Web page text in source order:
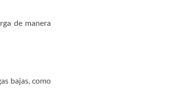
de manera
bajas, como